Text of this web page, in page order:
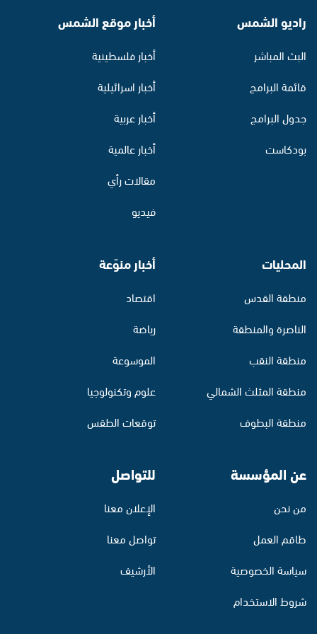
راديو الشمس
البث المباشر
قائمة البرامج
جدول البرامج
بودكاست
أخبار موقع الشمس
أخبار فلسطينية
أخبار اسرائيلية
أخبار عربية
أخبار عالمية
مقالات رأي
فيديو
المحليات
منطقة القدس
الناصرة والمنطقة
منطقة النقب
منطقة المثلث الشمالي
منطقة البطوف
أخبار منوّعة
اقتصاد
رياضة
الموسوعة
علوم وتكنولوجيا
توقعات الطقس
عن المؤسسة
من نحن
طاقم العمل
سياسة الخصوصية
شروط الاستخدام
للتواصل
الإعلان معنا
تواصل معنا
الأرشيف